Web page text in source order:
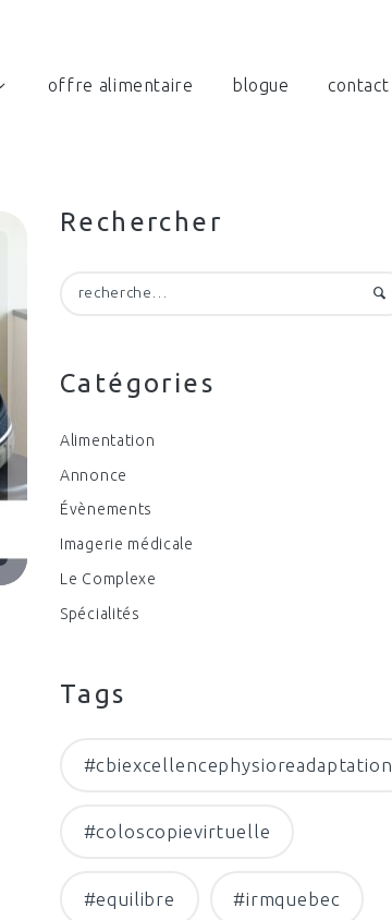
offre alimentaire blogue contact
Rechercher
Rechercher :
Catégories
Alimentation
Annonce
Évènements
Imagerie médicale
Le Complexe
Spécialités
Tags
#cbiexcellencephysioreadaptation
#coloscopievirtuelle
#equilibre #irmquebec